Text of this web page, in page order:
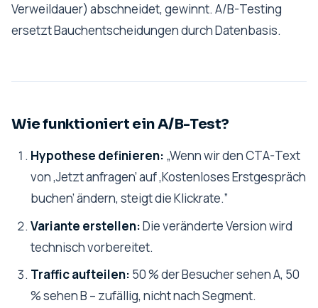
Verweildauer) abschneidet, gewinnt. A/B-Testing
ersetzt Bauchentscheidungen durch Datenbasis.
Wie funktioniert ein A/B-Test?
Hypothese definieren: „Wenn wir den CTA-Text
von ‚Jetzt anfragen’ auf ‚Kostenloses Erstgespräch
buchen’ ändern, steigt die Klickrate.”
Variante erstellen:Die veränderte Version wird
technisch vorbereitet.
Traffic aufteilen: 50 % der Besucher sehen A, 50
% sehen B – zufällig, nicht nach Segment.